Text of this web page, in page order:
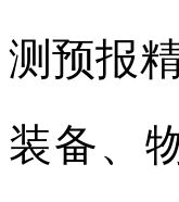
测预报
装备、